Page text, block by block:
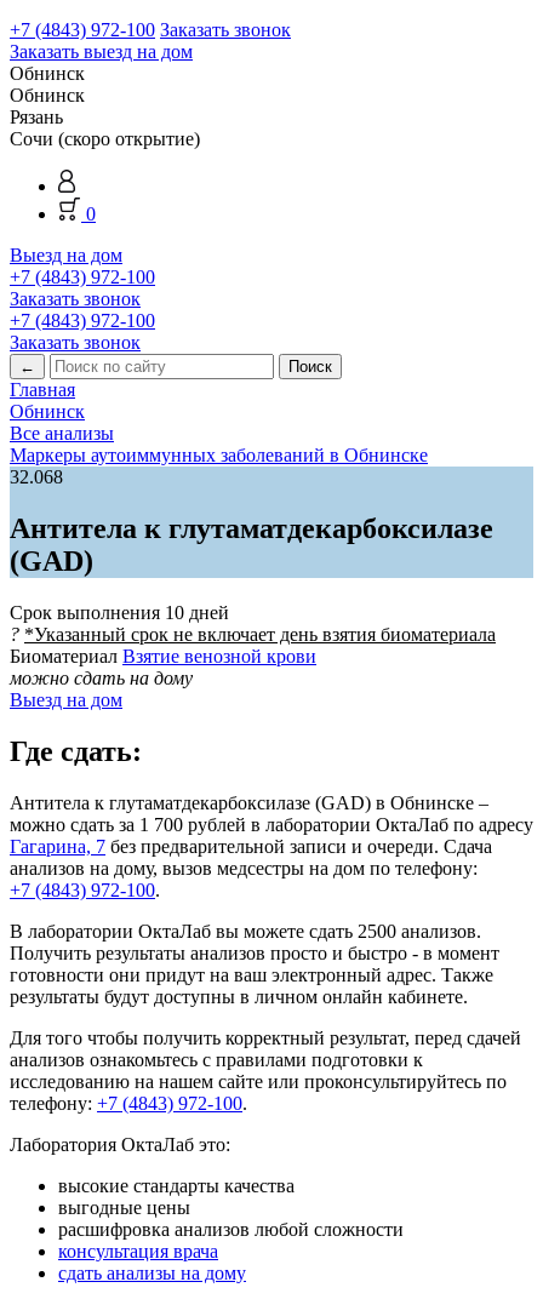
+7 (4843) 972-100 Заказать звонок
Заказать выезд на дом
Обнинск
Обнинск
Рязань
Сочи (скоро открытие)
0
Выезд на дом
+7 (4843) 972-100
Заказать звонок
+7 (4843) 972-100
Заказать звонок
←
Главная
Обнинск
Все анализы
Маркеры аутоиммунных заболеваний в Обнинске
32.068
Антитела к глутаматдекарбоксилазе
(GAD)
Срок выполнения 10 дней
? *Указанный срок не включает день взятия биоматериала
Биоматериал Взятие венозной крови
можно сдать на дому
Выезд на дом
Где сдать:
Антитела к глутаматдекарбоксилазе (GAD) в Обнинске –
можно сдать за 1 700 рублей в лаборатории ОктаЛаб по адресу
Гагарина, 7 без предварительной записи и очереди. Сдача
анализов на дому, вызов медсестры на дом по телефону:
+7 (4843) 972-100.
В лаборатории ОктаЛаб вы можете сдать 2500 анализов.
Получить результаты анализов просто и быстро - в момент
готовности они придут на ваш электронный адрес. Также
результаты будут доступны в личном онлайн кабинете.
Для того чтобы получить корректный результат, перед сдачей
анализов ознакомьтесь с правилами подготовки к
исследованию на нашем сайте или проконсультируйтесь по
телефону: +7 (4843) 972-100.
Лаборатория ОктаЛаб это:
высокие стандарты качества
выгодные цены
расшифровка анализов любой сложности
консультация врача
сдать анализы на дому